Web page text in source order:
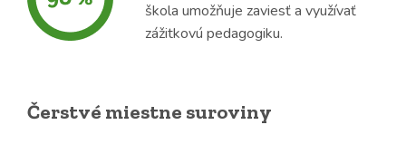
škola umožňuje zaviesť a využívať
zážitkovú pedagogiku.
Čerstvé miestne suroviny